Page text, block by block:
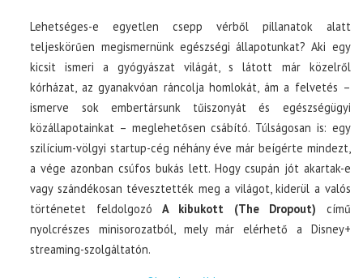
Lehetséges-e egyetlen csepp vérből pillanatok alatt
teljeskörűen megismernünk egészségi állapotunkat? Aki egy
kicsit ismeri a gyógyászat világát, s látott már közelről
kórházat, az gyanakvóan ráncolja homlokát, ám a felvetés –
ismerve sok embertársunk tűiszonyát és egészségügyi
közállapotainkat – meglehetősen csábító. Túlságosan is: egy
szilícium-völgyi startup-cég néhány éve már beígérte mindezt,
a vége azonban csúfos bukás lett. Hogy csupán jót akartak-e
vagy szándékosan tévesztették meg a világot, kiderül a valós
történetet feldolgozóA kibukott (The Dropout) című
nyolcrészes minisorozatból, mely már elérhető a Disney+
streaming-szolgáltatón.